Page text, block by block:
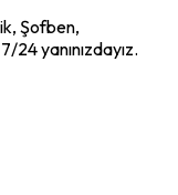
Şofben,
24 yanınızdayız.